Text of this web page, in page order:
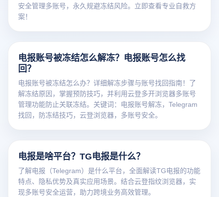
安全管理多账号，永久规避冻结风险。立即查看专业自救方
案！
电报账号被冻结怎么解冻？电报账号怎么找
回？
电报账号被冻结怎么办？详细解冻步骤与账号找回指南！了
解冻结原因，掌握预防技巧，并利用云登多开浏览器多账号
管理功能防止关联冻结。关键词：电报账号解冻，Telegram
找回，防冻结技巧，云登浏览器，多账号安全。
电报是啥平台？TG电报是什么？
了解电报（Telegram）是什么平台，全面解读TG电报的功能
特点、隐私优势及真实应用场景。结合云登指纹浏览器，实
现多账号安全运营，助力跨境业务高效管理。